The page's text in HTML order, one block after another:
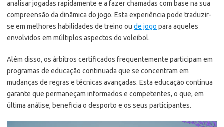
analisar jogadas rapidamente e a fazer chamadas com base na sua
compreensão da dinâmica do jogo. Esta experiência pode traduzir-
se em melhores habilidades de treino ou de jogo para aqueles
envolvidos em múltiplos aspectos do voleibol.
Além disso, os árbitros certificados frequentemente participam em
programas de educação continuada que se concentram em
mudanças de regras e técnicas avançadas. Esta educação contínua
garante que permaneçam informados e competentes, o que, em
última análise, beneficia o desporto e os seus participantes.